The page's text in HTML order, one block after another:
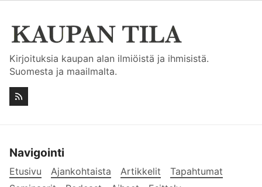
Kirjoituksia kaupan alan ilmiöistä ja ihmisistä.
Suomesta ja maailmalta.
Navigointi
Etusivu Ajankohtaista Artikkelit
Tapahtumat